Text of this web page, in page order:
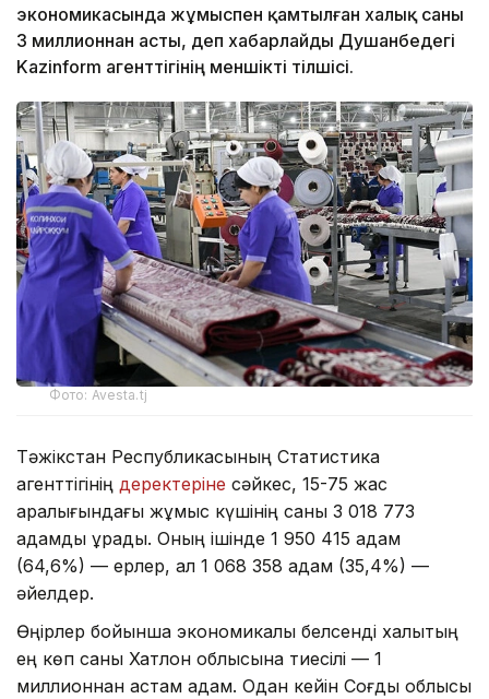
экономикасында жұмыспен қамтылған халық саны
3 миллионнан асты, деп хабарлайды Душанбедегі
Kazinform агенттігінің меншікті тілшісі.
Фото: Avesta.tj
Тәжікстан Республикасының Статистика
агенттігінің деректеріне сәйкес, 15-75 жас
аралығындағы жұмыс күшінің саны 3 018 773
адамды құрады. Оның ішінде 1 950 415 адам
(64,6%) — ерлер, ал 1 068 358 адам (35,4%) —
әйелдер.
Өңірлер бойынша экономикалық белсенді халықтың
ең көп саны Хатлон облысына тиесілі — 1
миллионнан астам адам. Одан кейін Соғды облысы